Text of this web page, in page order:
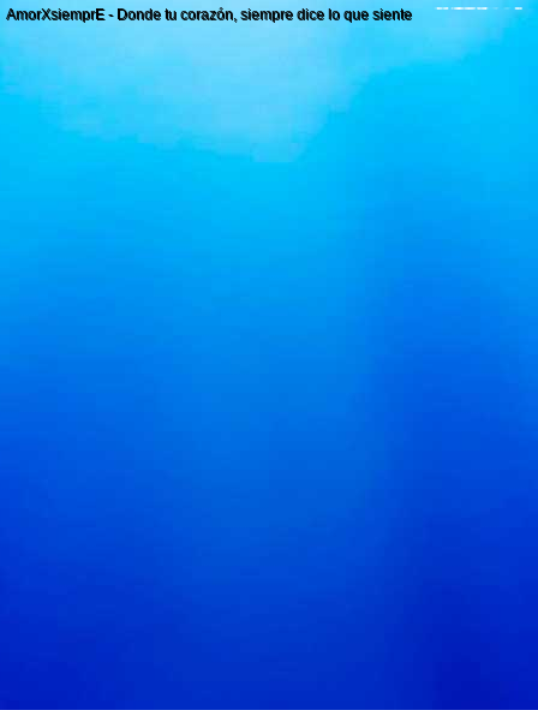
AmorXsiemprE - Donde tu corazón, siempre dice lo que siente